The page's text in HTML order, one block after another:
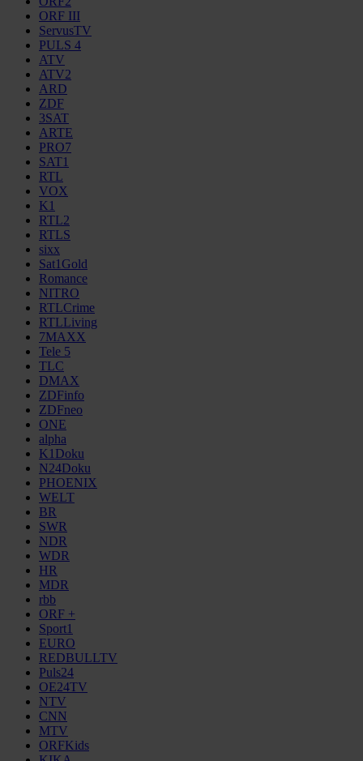
ORF III
ServusTV
PULS 4
ATV
ATV2
ARD
ZDF
3SAT
ARTE
PRO7
SAT1
RTL
VOX
K1
RTL2
RTLS
sixx
Sat1Gold
Romance
NITRO
RTLCrime
RTLLiving
7MAXX
Tele 5
TLC
DMAX
ZDFinfo
ZDFneo
ONE
alpha
K1Doku
N24Doku
PHOENIX
WELT
BR
SWR
NDR
WDR
HR
MDR
rbb
ORF +
Sport1
EURO
REDBULLTV
Puls24
OE24TV
NTV
CNN
MTV
ORFKids